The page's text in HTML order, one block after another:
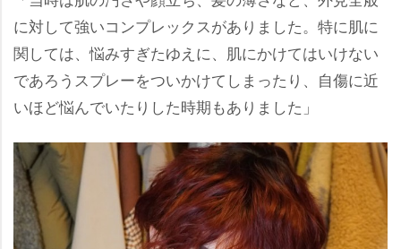
に対して強いコンプレックスがありました。特に肌に
関しては、悩みすぎたゆえに、肌にかけてはいけない
であろうスプレーをついかけてしまったり、自傷に近
いほど悩んでいたりした時期もありました」